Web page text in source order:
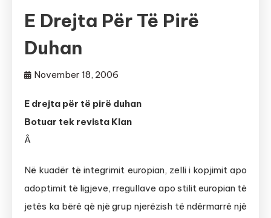
E Drejta Për Të Pirë
Duhan
November 18, 2006
E drejta për të pirë duhan
Botuar tek revista Klan
Â
Në kuadër të integrimit europian, zelli i kopjimit apo
adoptimit të ligjeve, rregullave apo stilit europian të
jetës ka bërë që një grup njerëzish të ndërmarrë një